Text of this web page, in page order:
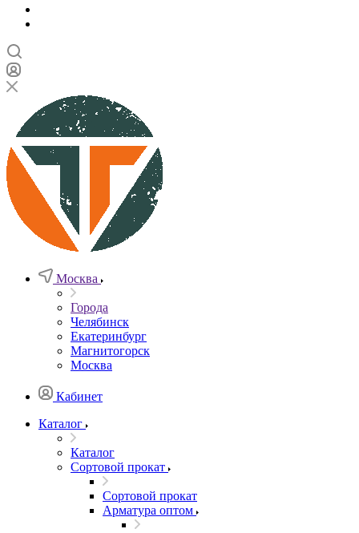
Москва
Города
Челябинск
Екатеринбург
Магнитогорск
Москва
Кабинет
Каталог
Каталог
Сортовой прокат
Сортовой прокат
Арматура оптом